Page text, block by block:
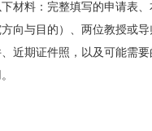
材料：完整填写的申请表
向与目的）、两位教授或
近期证件照，以及可能需